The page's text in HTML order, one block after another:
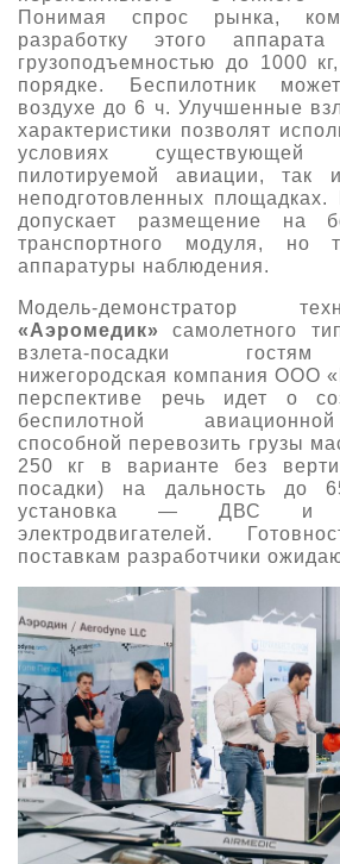
Понимая спрос рынка,
разработку этого
грузоподъемностью до 1000
порядке. Беспилотник
воздухе до 6 ч. Улучшенные
характеристики позволят
условиях существующей
пилотируемой авиации,
неподготовленных площадках.
допускает размещение на
транспортного модуля, но
аппаратуры наблюдения.
Модель-демонстратор
«Аэромедик» самолетного
взлета-посадки
нижегородская компания ООО
перспективе речь идет о
беспилотной
способной перевозить грузы
250 кг в варианте без
посадки) на дальность до
установка — ДВС и
электродвигателей.
поставкам разработчики